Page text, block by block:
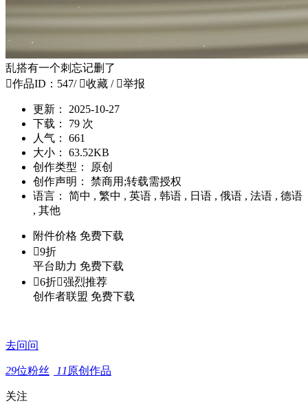
乱搭有一个刺忘记删了
作品ID：547/ 收藏 / 举报
更新：
2025-10-27
下载：
79 次
人气：
661
大小：
63.52KB
创作类型：
原创
创作声明：
禁商用;转载需授权
语言：
简中 , 繁中 , 英语 , 韩语 , 日语 , 俄语 , 法语 , 德语
, 其他
附件价格 免费下载
9折
平台助力 免费下载
6折强烈推荐
创作者联盟 免费下载
去问问
29位粉丝 11 原创作品
关注